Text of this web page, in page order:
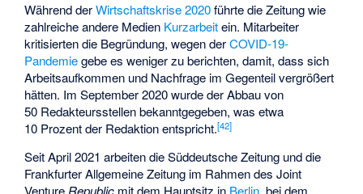
Während derWirtschaftskrise 2020führte die Zeitung wie
zahlreiche andere Medien Kurzarbeitein. Mitarbeiter
kritisierten die Begründung, wegen derCOVID-19-
Pandemiegebe es weniger zu berichten, damit, dass sich
Arbeitsaufkommen und Nachfrage im Gegenteil vergrößert
hätten. Im September 2020 wurde der Abbau von
50 Redakteursstellen bekanntgegeben, was etwa
10 Prozent der Redaktion entspricht.[42]
Seit April 2021 arbeiten die Süddeutsche Zeitung und die
Frankfurter Allgemeine Zeitung im Rahmen des Joint
Venture Republic mit dem Hauptsitz in Berlin, bei dem